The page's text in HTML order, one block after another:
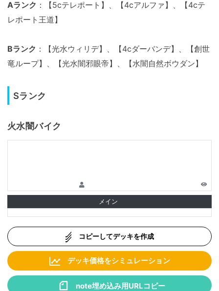
Aランク ：【5cテレポート】、【4cアルファ】、【4cテ
レポート王道】
Bランク ：【光水ウィリデ】、【4cダーバンデ】、【創世
竜ループ】、【光水闇邪眼帝】、【水闇自然ボウダン】
Sランク
火水闇バイク
メイン
コピーしてデッキを作成
デッキ価格をシミュレーション
note埋め込み用URLコピー